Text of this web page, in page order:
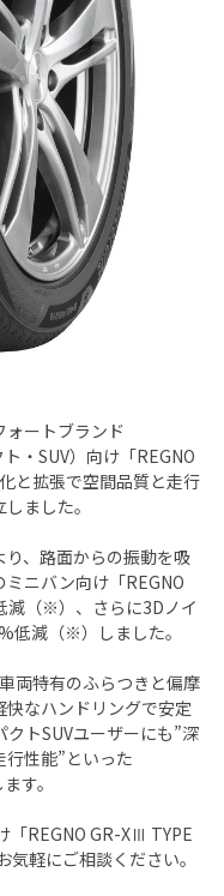
ートブランド
・SUV）向け「REGNO
と拡張で空間品質と走行
ました。
、路面からの振動を吸
ニバン向け「REGNO
減（※）、さらに3Dノイ
低減（※）しました。
両特有のふらつきと偏摩
なハンドリングで安定
トSUVユーザーにも”深
性能”といった
す。
「REGNO GR-XⅢ TYPE
軽にご相談ください。